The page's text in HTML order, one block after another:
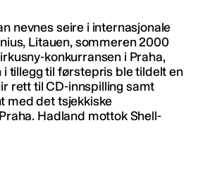
nevnes seire i internasjonale
Litauen, sommeren 2000
konkurransen i Praha,
i tillegg til førstepris ble tildelt en
rett til CD-innspilling samt
med det tsjekkiske
Hadland mottok Shell-